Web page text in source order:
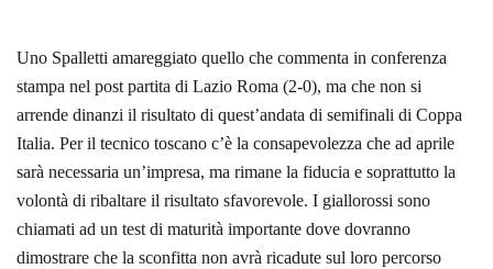
Uno Spalletti amareggiato quello che commenta in conferenza
stampa nel post partita di Lazio Roma (2-0), ma che non si
arrende dinanzi il risultato di quest’andata di semifinali di Coppa
Italia. Per il tecnico toscano c’è la consapevolezza che ad aprile
sarà necessaria un’impresa, ma rimane la fiducia e soprattutto la
volontà di ribaltare il risultato sfavorevole. I giallorossi sono
chiamati ad un test di maturità importante dove dovranno
dimostrare che la sconfitta non avrà ricadute sul loro percorso